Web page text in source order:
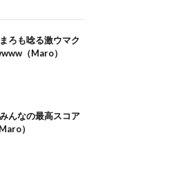
ろも唸る激ウマク
（Maro）
んなの最高スコア
）